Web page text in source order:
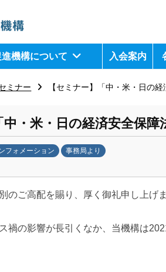
進機構について 入会案内
ミナー 【セミナー】「中・米・日の
中・米・日の経済安全保
フォメーション 事務局より
のご高配を賜り、厚く御礼申し上げま
禍の影響が長引くなか、当機構は